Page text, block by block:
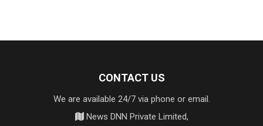
CONTACT US
We are available 24/7 via phone or email.
News DNN Private Limited,